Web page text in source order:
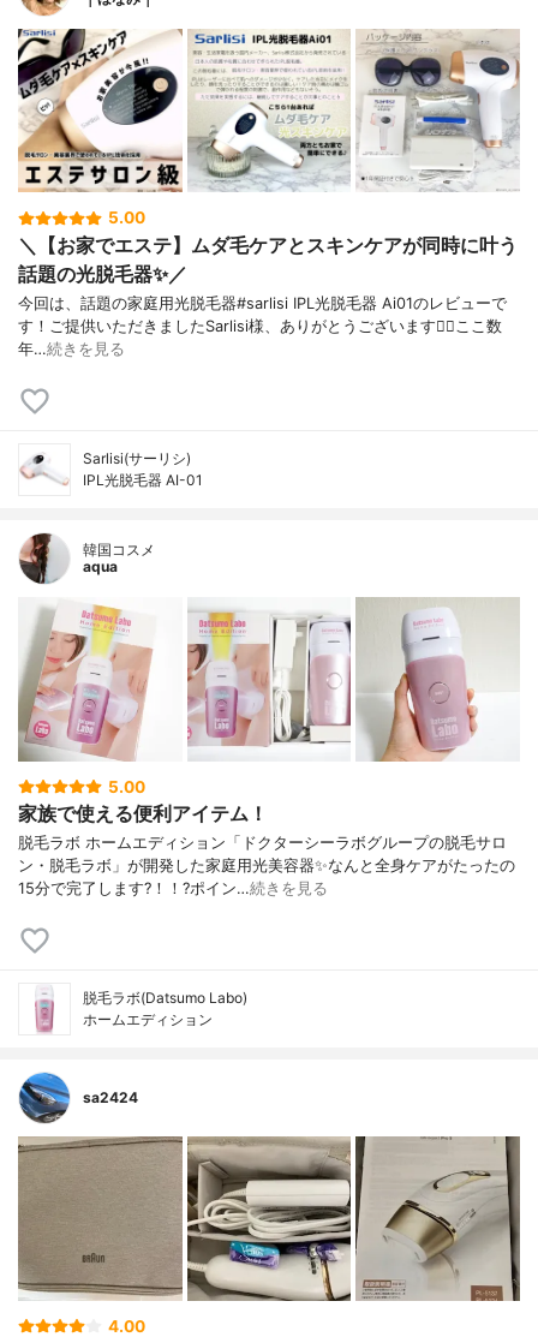
5.00
＼【お家でエステ】ムダ毛ケアとスキンケアが同時に叶う
話題の光脱毛器✨／
今回は、話題の家庭用光脱毛器#sarlisi IPL光脱毛器 Ai01のレビューで
す！ご提供いただきましたSarlisi様、ありがとうございます🙇‍♀️ここ数
年…続きを見る
Sarlisi(サーリシ)
IPL光脱毛器 AI-01
韓国コスメ
aqua
5.00
家族で使える便利アイテム！
脱毛ラボ ホームエディション「ドクターシーラボグループの脱毛サロ
ン・脱毛ラボ」が開発した家庭用光美容器✨なんと全身ケアがたったの
15分で完了します?！！?ポイン…続きを見る
脱毛ラボ(Datsumo Labo)
ホームエディション
sa2424
4.00